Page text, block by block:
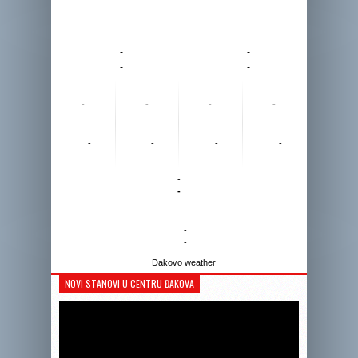
-
-
-
-
-
-
-
-
-
-
-
-
-
-
-
-
-
-
-
-
-
-
-
-
-
-
Đakovo weather
NOVI STANOVI U CENTRU ĐAKOVA